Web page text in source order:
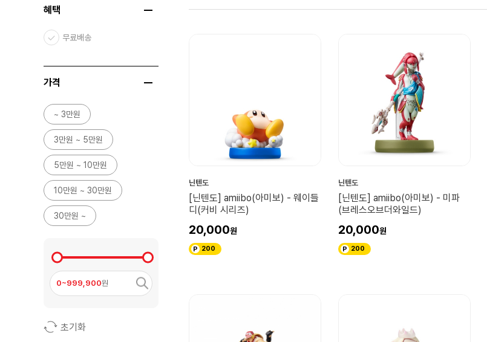
혜택
무료배송
가격
~ 3만원
3만원 ~ 5만원
5만원 ~ 10만원
10만원 ~ 30만원
30만원 ~
0~999,900원
초기화
닌텐도
[닌텐도] amiibo(아미보) - 웨이들
디(커비 시리즈)
20,000
200
닌텐도
[닌텐도] amiibo(아미보) - 미파
(브레스오브더와일드)
20,000
200